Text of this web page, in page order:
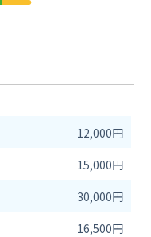
12,000円
15,000円
30,000円
16,500円